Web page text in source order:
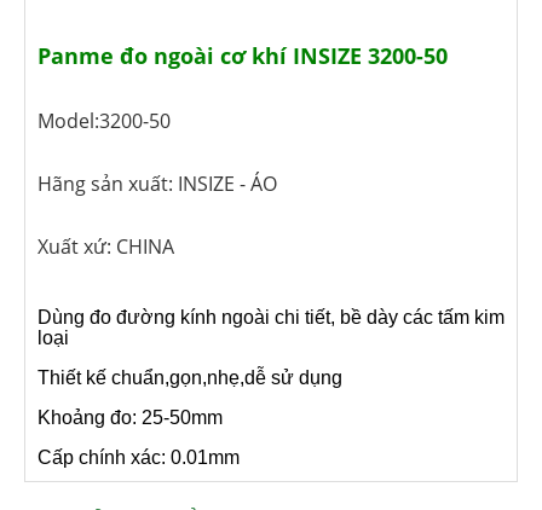
Panme đo ngoài cơ khí INSIZE 3200-50
Model:3200-50
Hãng sản xuất: INSIZE - ÁO
Xuất xứ: CHINA
Dùng đo đường kính ngoài chi tiết, bề dày các tấm kim
loại
Thiết kế chuẩn,gọn,nhẹ,dễ sử dụng
Khoảng đo: 25-50mm
Cấp chính xác: 0.01mm